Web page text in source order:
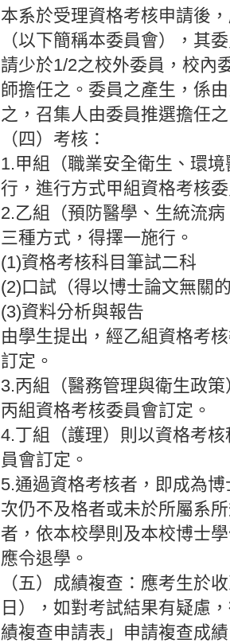
本系於受理資格考核申請後
（以下簡稱本委員會），其
請少於1/2之校外委員，校內
師擔任之。委員之產生，係
之，召集人由委員推選擔任
（四）考核：
1.甲組（職業安全衛生、環
行，進行方式甲組資格考核
2.乙組（預防醫學、生統流
三種方式，得擇一施行。
(1)資格考核科目筆試二科
(2)口試（得以博士論文無關
(3)資料分析與報告
由學生提出，經乙組資格考
訂定。
3.丙組（醫務管理與衛生政
丙組資格考核委員會訂定。
4.丁組（護理）則以資格考
員會訂定。
5.通過資格考核者，即成為
次仍不及格者或未於所屬系
者，依本校學則及本校博士
應令退學。
（五）成績複查：應考生於
日），如對考試結果有疑慮
績複查申請表」申請複查成